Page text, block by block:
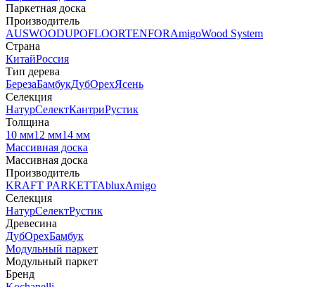
Паркетная доска
Производитель
AUSWOODUPOFLOORTENFORAmigoWood System
Страна
КитайРоссия
Тип дерева
БерезаБамбукДубОрехЯсень
Селекция
НатурСелектКантриРустик
Толщина
10 мм12 мм14 мм
Массивная доска
Массивная доска
Производитель
KRAFT PARKETTAbluxAmigo
Селекция
НатурСелектРустик
Древесина
ДубОрехБамбук
Модульный паркет
Модульный паркет
Бренд